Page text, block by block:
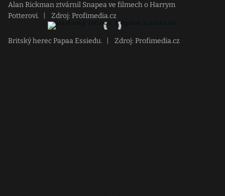
Alan Rickman ztvárnil Snapea ve filmech o Harrym
Potterovi.
Zdroj: Profimedia.cz
Britský herec Papaa Essiedu. Zdroj: Profimedia.cz